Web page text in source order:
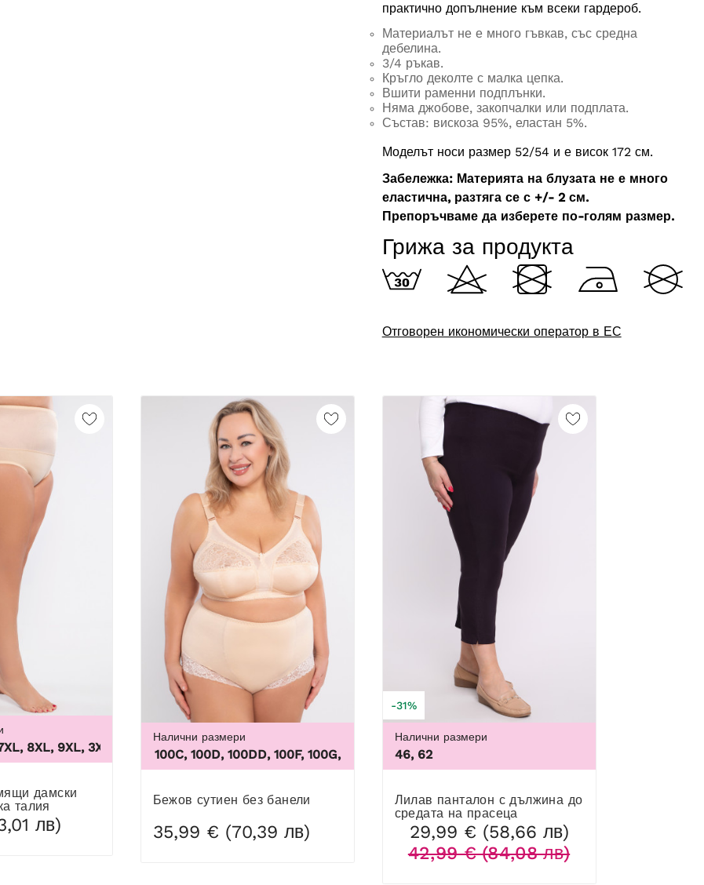
практично допълнение към всеки гардероб.
Материалът не е много гъвкав, със средна
дебелина.
3/4 ръкав.
Кръгло деколте с малка цепка.
Вшити раменни подплънки.
Няма джобове, закопчалки или подплата.
Състав: вискоза 95%, еластан 5%.
Моделът носи размер 52/54 и е висок 172 см.
Забележка: Материята на блузата не е много
еластична, разтяга се с +/- 2 см.
Препоръчваме да изберете по-голям размер.
Грижа за продукта
Отговорен икономически оператор в ЕС
8XL, 9XL,3XL, 4XL, 5XL, 6XL, 7XL, 8XL, 9XL
талия
лв)
Налични размери
100B, 100C, 100D, 100DD, 100F, 100G, 100H, 100I, 100J, 100K, 105B, 105C, 105D, 105DD, 105F, 105G,
Бежов сутиен без банели
35,99 € (70,39 лв)
-31%
Налични размери
46, 62
Лилав панталон с дължина до
средата на прасеца
29,99 € (58,66 лв)
42,99 € (84,08 лв)